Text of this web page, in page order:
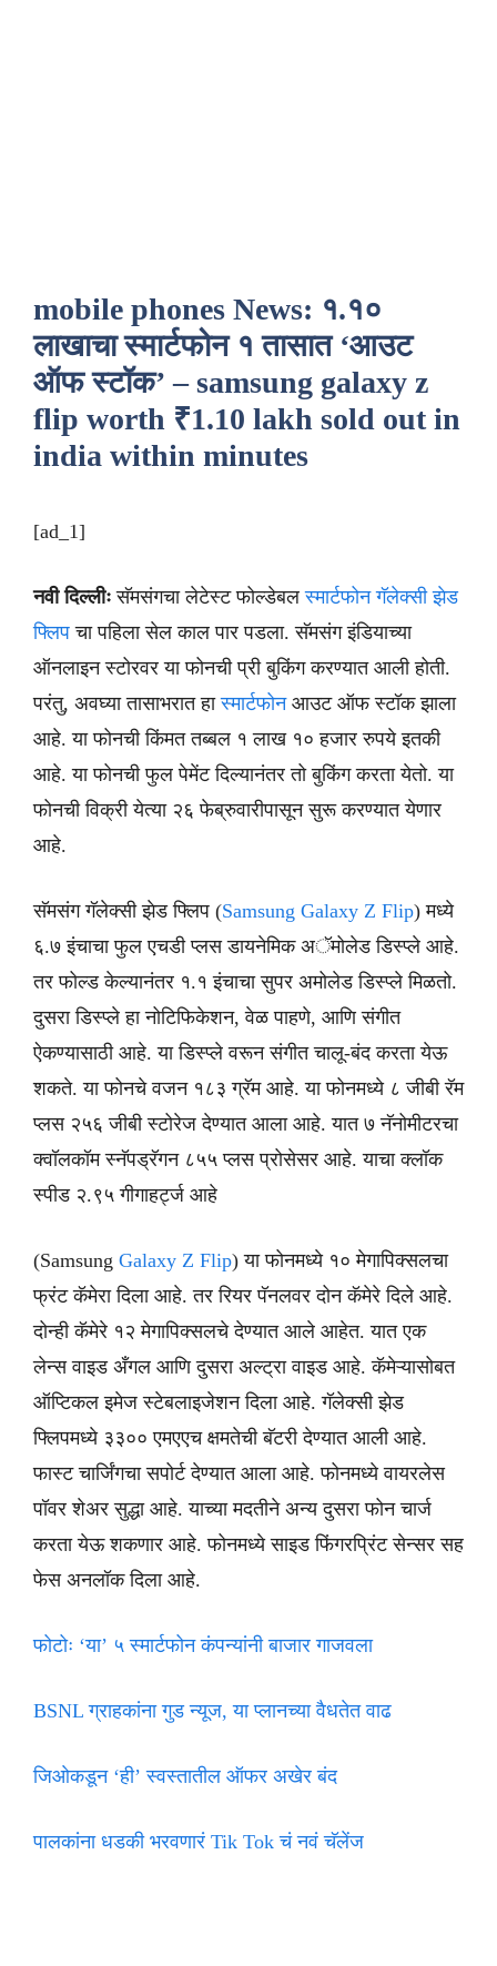
mobile phones News: १.१०
लाखाचा स्मार्टफोन १ तासात ‘आउट
ऑफ स्टॉक’ – samsung galaxy z
flip worth ₹1.10 lakh sold out in
india within minutes
[ad_1]
नवी दिल्लीः सॅमसंगचा लेटेस्ट फोल्डेबलस्मार्टफोन गॅलेक्सी झेड
फ्लिप चा पहिला सेल काल पार पडला. सॅमसंग इंडियाच्या
ऑनलाइन स्टोरवर या फोनची प्री बुकिंग करण्यात आली होती.
परंतु, अवघ्या तासाभरात हास्मार्टफोनआउट ऑफ स्टॉक झाला
आहे. या फोनची किंमत तब्बल १ लाख १० हजार रुपये इतकी
आहे. या फोनची फुल पेमेंट दिल्यानंतर तो बुकिंग करता येतो. या
फोनची विक्री येत्या २६ फेब्रुवारीपासून सुरू करण्यात येणार
आहे.
सॅमसंग गॅलेक्सी झेड फ्लिप (Samsung Galaxy Z Flip) मध्ये
६.७ इंचाचा फुल एचडी प्लस डायनेमिक अॅमोलेड डिस्प्ले आहे.
तर फोल्ड केल्यानंतर १.१ इंचाचा सुपर अमोलेड डिस्प्ले मिळतो.
दुसरा डिस्प्ले हा नोटिफिकेशन, वेळ पाहणे, आणि संगीत
ऐकण्यासाठी आहे. या डिस्प्ले वरून संगीत चालू-बंद करता येऊ
शकते. या फोनचे वजन १८३ ग्रॅम आहे. या फोनमध्ये ८ जीबी रॅम
प्लस २५६ जीबी स्टोरेज देण्यात आला आहे. यात ७ नॅनोमीटरचा
क्वॉलकॉम स्नॅपड्रॅगन ८५५ प्लस प्रोसेसर आहे. याचा क्लॉक
स्पीड २.९५ गीगाहर्ट्ज आहे
(Samsung Galaxy Z Flip) या फोनमध्ये १० मेगापिक्सलचा
फ्रंट कॅमेरा दिला आहे. तर रियर पॅनलवर दोन कॅमेरे दिले आहे.
दोन्ही कॅमेरे १२ मेगापिक्सलचे देण्यात आले आहेत. यात एक
लेन्स वाइड अँगल आणि दुसरा अल्ट्रा वाइड आहे. कॅमेऱ्यासोबत
ऑप्टिकल इमेज स्टेबलाइजेशन दिला आहे. गॅलेक्सी झेड
फ्लिपमध्ये ३३०० एमएएच क्षमतेची बॅटरी देण्यात आली आहे.
फास्ट चार्जिंगचा सपोर्ट देण्यात आला आहे. फोनमध्ये वायरलेस
पॉवर शेअर सुद्धा आहे. याच्या मदतीने अन्य दुसरा फोन चार्ज
करता येऊ शकणार आहे. फोनमध्ये साइड फिंगरप्रिंट सेन्सर सह
फेस अनलॉक दिला आहे.
फोटोः ‘या’ ५ स्मार्टफोन कंपन्यांनी बाजार गाजवला
BSNL ग्राहकांना गुड न्यूज, या प्लानच्या वैधतेत वाढ
जिओकडून ‘ही’ स्वस्तातील ऑफर अखेर बंद
पालकांना धडकी भरवणारं Tik Tok चं नवं चॅलेंज